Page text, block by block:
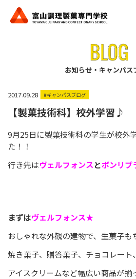
お知らせ・キャンパス
2017.09.28 #キャンパスブログ
【製菓技術科】校外学習♪
9月25日に製菓技術科の学生が校外
た！！
行き先はヴェルフォンスとボンリブ
まずはヴェルフォンス★
おしゃれな外観の建物で、生菓子も
焼き菓子、贈答菓子、チョコレート、
アイスクリームなど幅広い商品が揃